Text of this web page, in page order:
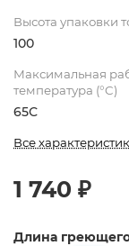
Высота упаковки
100
Максимальная
температура (°C)
65С
Все
1 740 ₽
Длина